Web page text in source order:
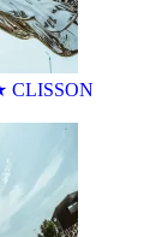
CLISSON